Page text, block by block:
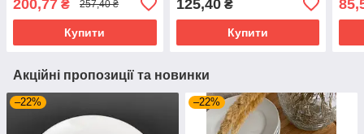
200,77 ₴ 257,40 ₴
Купити
125,40₴
Купити
Акційні пропозиції та новинки
–22% –22%